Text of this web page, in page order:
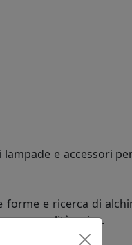
lampade e accessori
forme e ricerca di
personalità unica.